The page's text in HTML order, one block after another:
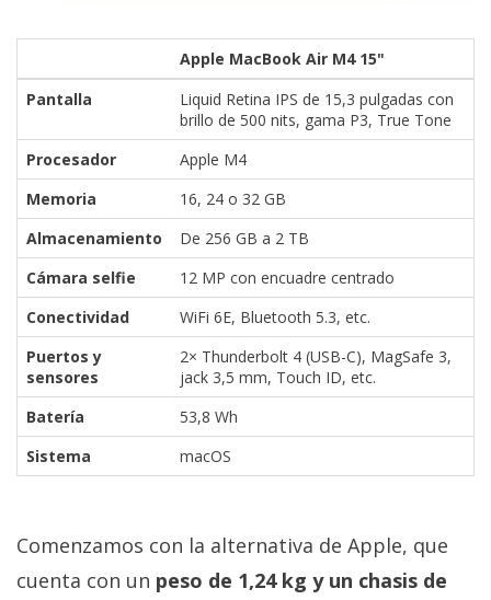
Apple MacBook Air M4 15"
Pantalla
Liquid Retina IPS de 15,3 pulgadas con
brillo de 500 nits, gama P3, True Tone
Procesador
Apple M4
Memoria
16, 24 o 32 GB
Almacenamiento
De 256 GB a 2 TB
Cámara selfie
12 MP con encuadre centrado
Conectividad
WiFi 6E, Bluetooth 5.3, etc.
Puertos y
sensores
2× Thunderbolt 4 (USB-C), MagSafe 3,
jack 3,5 mm, Touch ID, etc.
Batería
53,8 Wh
Sistema
macOS
Comenzamos con la alternativa de Apple, que
cuenta con un peso de 1,24 kg y un chasis de